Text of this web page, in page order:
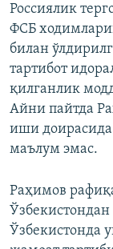
Россиялик
ФСБ
билан
тартибот
қилганлик
Айни пайтда
иши доирасида
маълум эмас.
Раҳимов
Ўзбекистондан
Ўзбекистонда